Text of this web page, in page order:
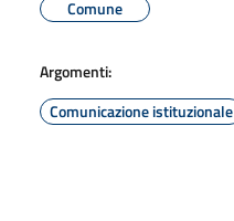
Comune
Argomenti:
Comunicazione istituzionale